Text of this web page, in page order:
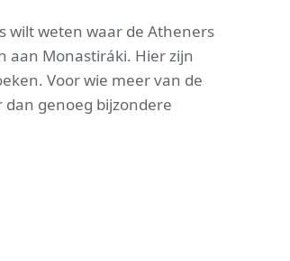
wilt weten waar de Atheners
aan Monastiráki. Hier zijn
Voor wie meer van de
genoeg bijzondere